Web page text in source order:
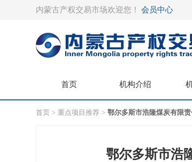
内蒙古产权交易市场欢迎您！ 会员中心
首页 机构介绍
首页 > 重点项目推荐 > 鄂尔多斯市浩隆煤炭有限
鄂尔多斯市浩